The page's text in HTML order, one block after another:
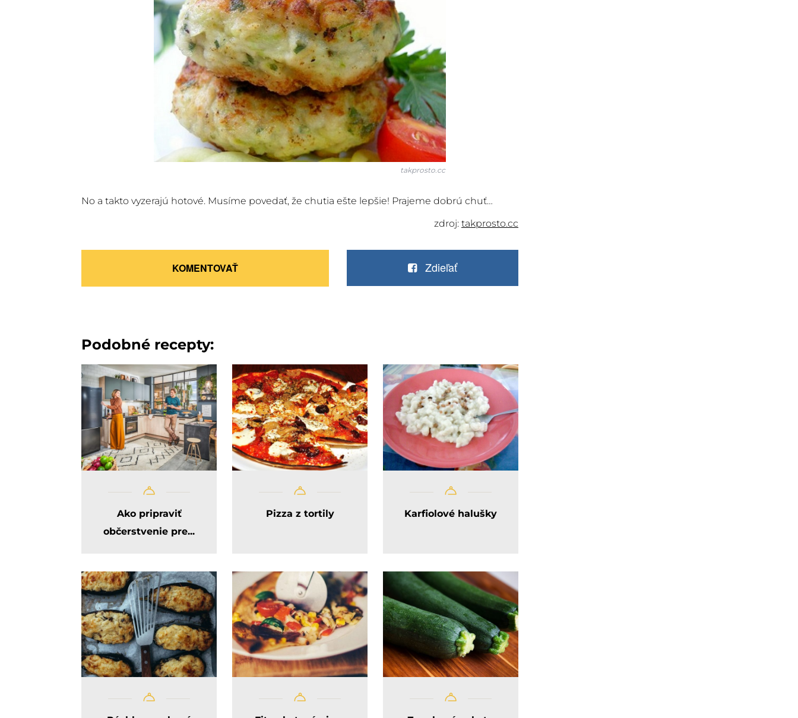
takprosto.cc
No a takto vyzerajú hotové. Musíme povedať, že chutia ešte lepšie! Prajeme dobrú chuť…
zdroj: takprosto.cc
KOMENTOVAŤ Zdieľať
Podobné recepty:
Ako pripraviť
občerstvenie pre...
Pizza z tortily Karfiolové halušky